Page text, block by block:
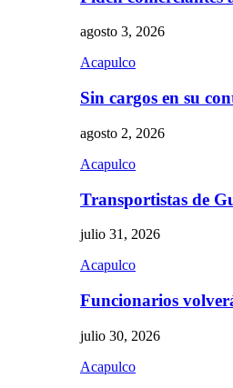
agosto 3, 2026
Acapulco
Sin cargos en su
agosto 2, 2026
Acapulco
Transportistas de
julio 31, 2026
Acapulco
Funcionarios
julio 30, 2026
Acapulco